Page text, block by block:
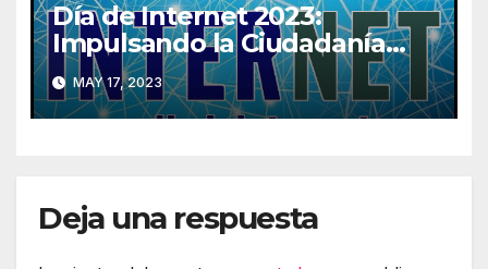
Día de Internet 2023:
Impulsando la Ciudadanía
Digital
MAY 17, 2023
Deja una respuesta